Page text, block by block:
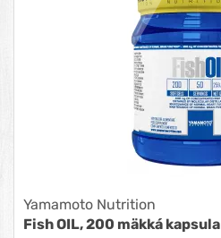
Yamamoto Nutrition
Fish OIL, 200 mäkká kapsula